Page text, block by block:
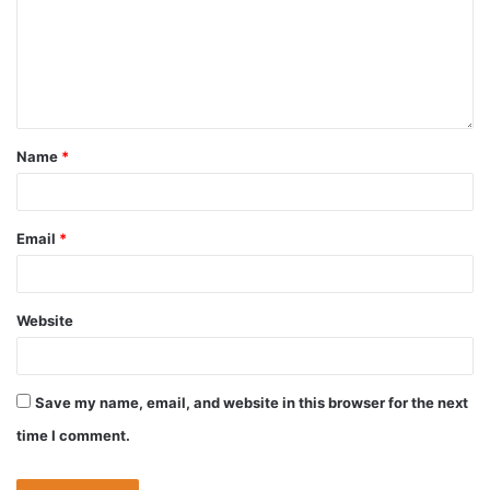
Name *
Email *
Website
Save my name, email, and website in this browser for the next
time I comment.